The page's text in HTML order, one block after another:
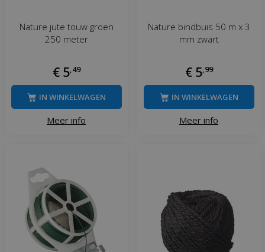
Nature jute touw groen
250 meter
€ 5,49
Meer info
IN WINKELWAGEN
Nature bindbuis 50 m x 3
mm zwart
€ 5,99
Meer info
IN WINKELWAGEN